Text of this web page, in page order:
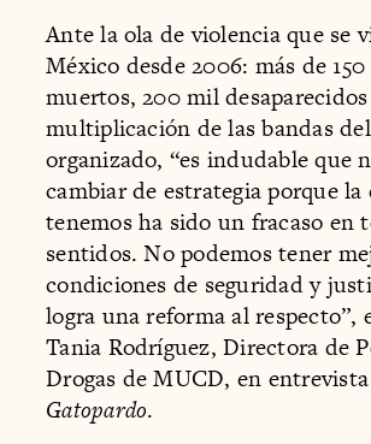
Ante la ola de violencia que se
México desde 2006: más de
muertos, 200 mil
multiplicación de las bandas
organizado, “es indudable que
cambiar de estrategia porque la
tenemos ha sido un fracaso en
sentidos. No podemos tener
condiciones de seguridad y
logra una reforma al respecto”,
Tania Rodríguez, Directora de
Drogas de MUCD, en
Gatopardo.